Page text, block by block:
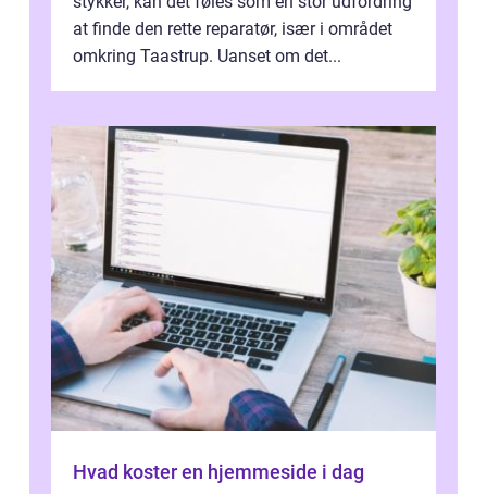
at finde den rette reparatør, især i området
omkring Taastrup. Uanset om det...
Hvad koster en hjemmeside i dag